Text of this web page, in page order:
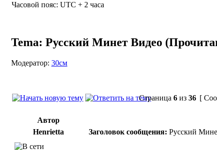
Часовой пояс: UTC + 2 часа
Tema: Русский Минет Видео
Модератор: 30см
Страница 6 из 36 [
Автор
Henrietta
Заголовок сообщения: Русский